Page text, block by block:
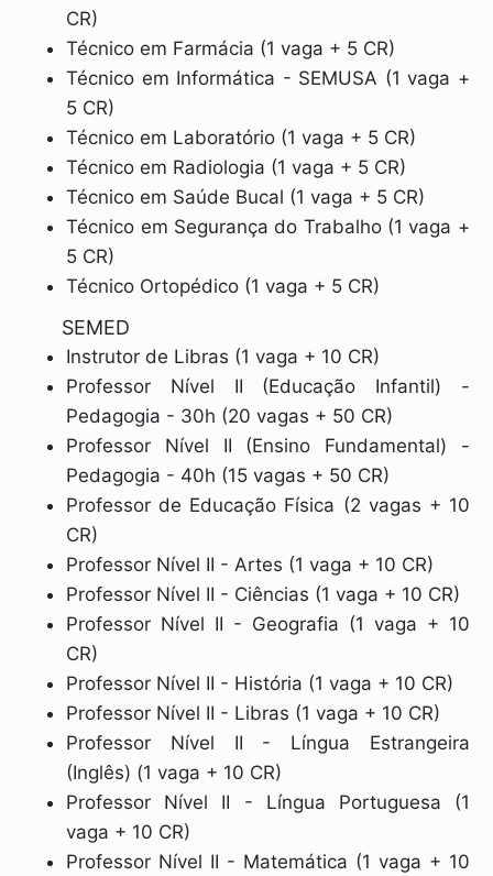
CR)
Técnico em Farmácia (1 vaga + 5 CR)
Técnico em Informática - SEMUSA (1 vaga +
5 CR)
Técnico em Laboratório (1 vaga + 5 CR)
Técnico em Radiologia (1 vaga + 5 CR)
Técnico em Saúde Bucal (1 vaga + 5 CR)
Técnico em Segurança do Trabalho (1 vaga +
5 CR)
Técnico Ortopédico (1 vaga + 5 CR)
SEMED
Instrutor de Libras (1 vaga + 10 CR)
Professor Nível II (Educação Infantil) -
Pedagogia - 30h (20 vagas + 50 CR)
Professor Nível II (Ensino Fundamental) -
Pedagogia - 40h (15 vagas + 50 CR)
Professor de Educação Física (2 vagas + 10
CR)
Professor Nível II - Artes (1 vaga + 10 CR)
Professor Nível II - Ciências (1 vaga + 10 CR)
Professor Nível II - Geografia (1 vaga + 10
CR)
Professor Nível II - História (1 vaga + 10 CR)
Professor Nível II - Libras (1 vaga + 10 CR)
Professor Nível II - Língua Estrangeira
(Inglês) (1 vaga + 10 CR)
Professor Nível II - Língua Portuguesa (1
vaga + 10 CR)
Professor Nível II - Matemática (1 vaga + 10